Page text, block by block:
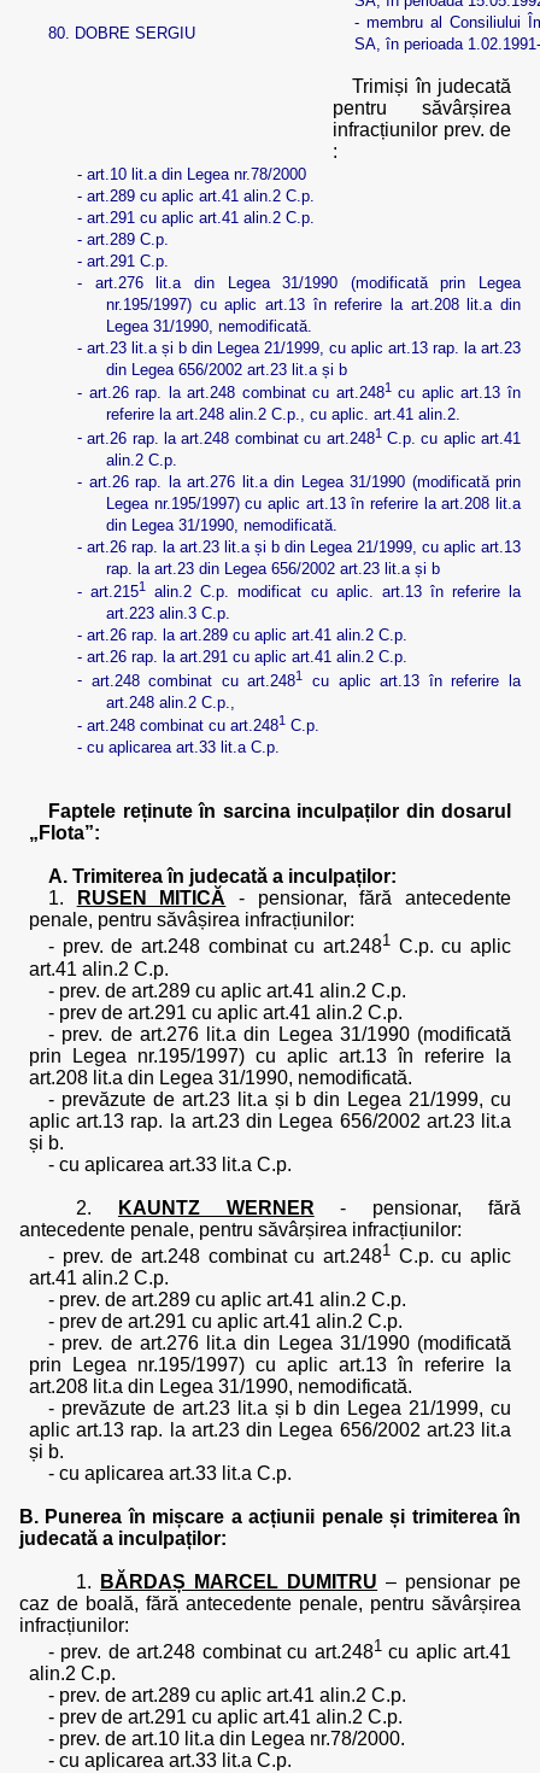
80. DOBRE SERGIU
- membru al Consiliului
SA, în perioada
Trimiși în judecată
pentru săvârșirea
infracțiunilor prev. de
:
- art.10 lit.a din Legea nr.78/2000
- art.289 cu aplic art.41 alin.2 C.p.
- art.291 cu aplic art.41 alin.2 C.p.
- art.289 C.p.
- art.291 C.p.
-
art.276 lit.a din Legea 31/1990 (modificată prin Legea
nr.195/1997) cu aplic art.13 în referire la art.208 lit.a din
Legea 31/1990, nemodificată.
- art.23 lit.a și b din Legea 21/1999, cu aplic art.13 rap. la art.23
din Legea 656/2002 art.23 lit.a și b
- art.26 rap. la art.248 combinat cu art.2481cu aplic art.13 în
referire la art.248 alin.2 C.p., cu aplic. art.41 alin.2.
- art.26 rap. la art.248 combinat cu art.2481C.p. cu aplic art.41
alin.2 C.p.
- art.26 rap. la art.276 lit.a din Legea 31/1990 (modificată prin
Legea nr.195/1997) cu aplic art.13 în referire la art.208 lit.a
din Legea 31/1990, nemodificată.
- art.26 rap. la art.23 lit.a și b din Legea 21/1999, cu aplic art.13
rap. la art.23 din Legea 656/2002 art.23 lit.a și b
- art.2151
alin.2 C.p. modificat cu aplic. art.13 în referire la
art.223 alin.3 C.p.
- art.26 rap. la art.289 cu aplic art.41 alin.2 C.p.
- art.26 rap. la art.291 cu aplic art.41 alin.2 C.p.
- art.248 combinat cu art.2481
cu aplic art.13 în referire la
art.248 alin.2 C.p.,
- art.248 combinat cu art.2481 C.p.
- cu aplicarea art.33 lit.a C.p.
Faptele reținute în sarcina inculpaților din dosarul
„Flota”:
A. Trimiterea în judecată a inculpaților:
1.
RUSEN MITICĂ
- pensionar, fără antecedente
penale, pentru săvâșirea infracțiunilor:
- prev. de art.248 combinat cu art.2481 C.p. cu aplic
art.41 alin.2 C.p.
- prev. de art.289 cu aplic art.41 alin.2 C.p.
- prev de art.291 cu aplic art.41 alin.2 C.p.
- prev. de art.276 lit.a din Legea 31/1990 (modificată
prin Legea nr.195/1997) cu aplic art.13 în referire la
art.208 lit.a din Legea 31/1990, nemodificată.
- prevăzute de art.23 lit.a și b din Legea 21/1999, cu
aplic art.13 rap. la art.23 din Legea 656/2002 art.23 lit.a
și b.
- cu aplicarea art.33 lit.a C.p.
2. KAUNTZ WERNER
- pensionar, fără
antecedente penale, pentru săvârșirea infracțiunilor:
- prev. de art.248 combinat cu art.2481 C.p. cu aplic
art.41 alin.2 C.p.
- prev. de art.289 cu aplic art.41 alin.2 C.p.
- prev de art.291 cu aplic art.41 alin.2 C.p.
- prev. de art.276 lit.a din Legea 31/1990 (modificată
prin Legea nr.195/1997) cu aplic art.13 în referire la
art.208 lit.a din Legea 31/1990, nemodificată.
- prevăzute de art.23 lit.a și b din Legea 21/1999, cu
aplic art.13 rap. la art.23 din Legea 656/2002 art.23 lit.a
și b.
- cu aplicarea art.33 lit.a C.p.
B. Punerea în mișcare a acțiunii penale și trimiterea în
judecată a inculpaților:
1. BĂRDAȘ MARCEL DUMITRU – pensionar pe
caz de boală, fără antecedente penale, pentru săvârșirea
infracțiunilor:
- prev. de art.248 combinat cu art.2481cu aplic art.41
alin.2 C.p.
- prev. de art.289 cu aplic art.41 alin.2 C.p.
- prev de art.291 cu aplic art.41 alin.2 C.p.
- prev. de art.10 lit.a din Legea nr.78/2000.
- cu aplicarea art.33 lit.a C.p.